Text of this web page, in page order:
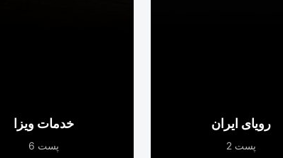
خدمات ویزا
پست 6
رویای ایران
پست 2